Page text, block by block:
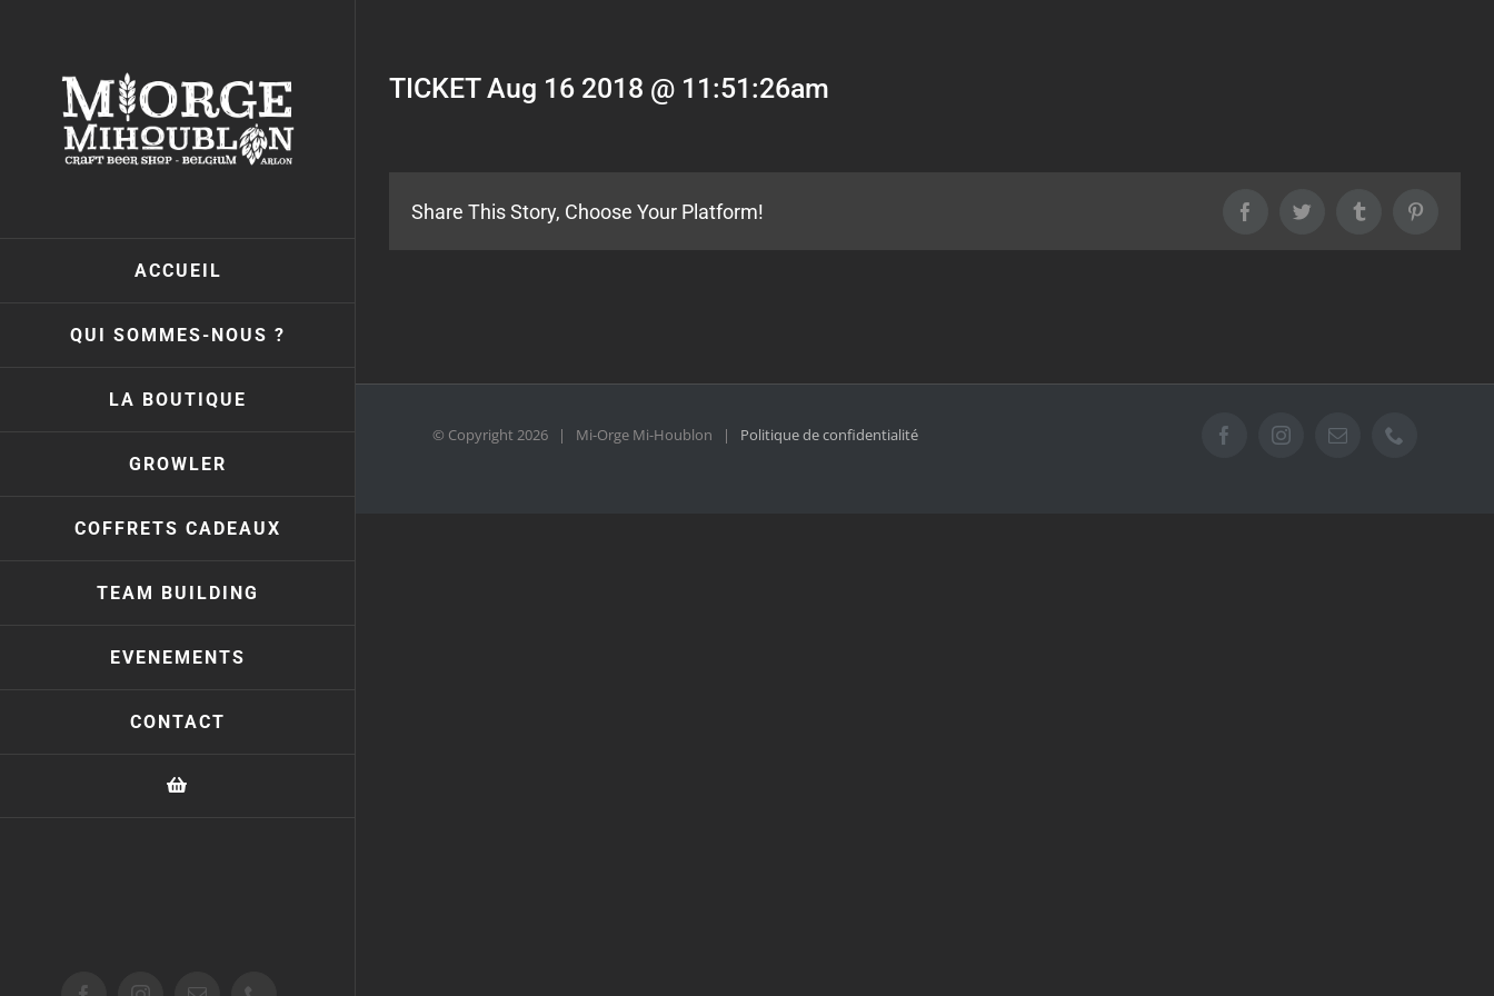
ACCUEIL
QUI SOMMES-NOUS ?
LA BOUTIQUE
GROWLER
COFFRETS CADEAUX
TEAM BUILDING
EVENEMENTS
CONTACT
TICKET Aug 16 2018 @ 11:51:26am
Share This Story, Choose Your Platform! FacebookTwitter Tumblr
© Copyright2026 | Mi-Orge Mi-Houblon | Politique de confidentialité FacebookInstagramEmail